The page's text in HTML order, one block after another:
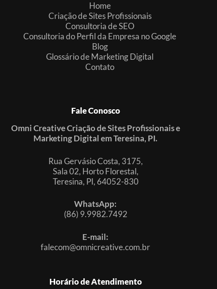
Home
Criação de Sites Profissionais
Consultoria de SEO
Consultoria do Perfil da Empresa no Google
Blog
Glossário de Marketing Digital
Contato
Fale Conosco
Omni Creative Criação de Sites Profissionais e
Marketing Digital em Teresina, PI.
Rua Gervásio Costa, 3175,
Sala 02, Horto Florestal,
Teresina, PI, 64052-830
WhatsApp:
(86) 9.9982.7492
E-mail:
falecom@omnicreative.com.br
Horário de Atendimento